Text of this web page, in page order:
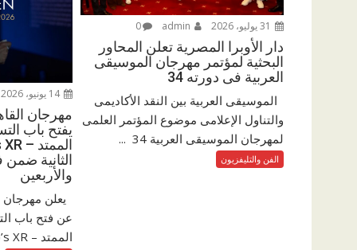
0
دار الأوبرا المصرية تعلن المحاور
البحثية لمؤتمر مهرجان الموسيقى
العربية فى دورته 34
الموسيقى العربية بين النقد الأكاديمى
والتناول الإعلامى موضوع المؤتمر العلمى
لمهرجان الموسيقى العربية 34 ...
الفن والتليفزيون
14 يونيو، 2026
مهرجان
يفتح باب
الثانية ضمن
والأربعين
يعلن مهرجان
عن فتح باب
الممتد – Cairo’s XR،...